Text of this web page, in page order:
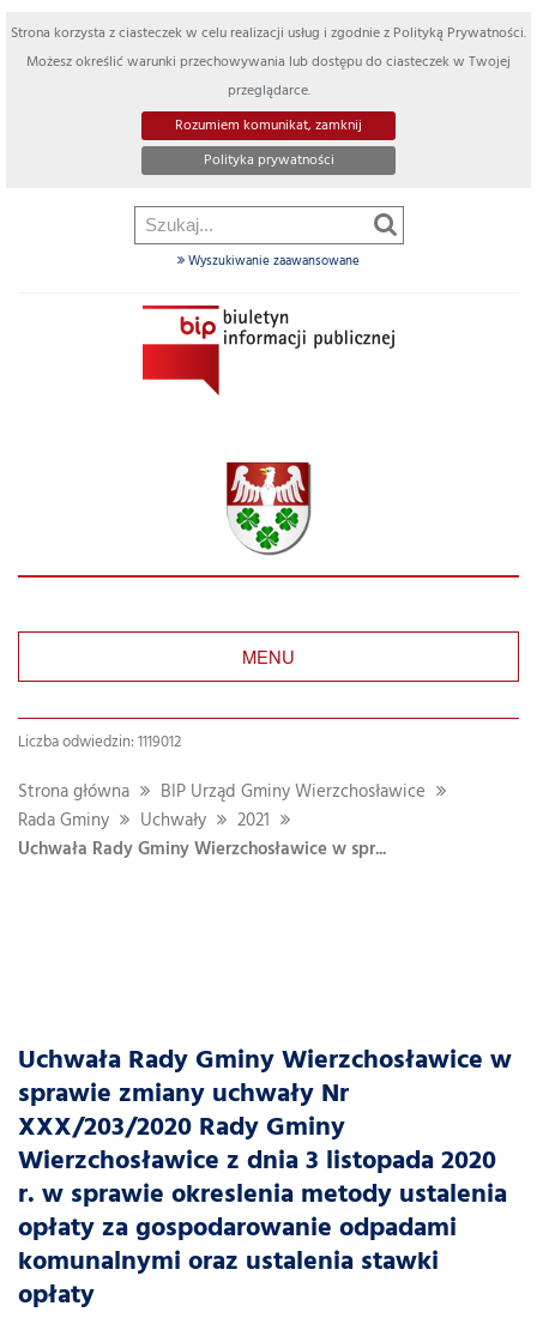
Strona korzysta z ciasteczek w celu realizacji usług i zgodnie z Polityką Prywatności.
Możesz określić warunki przechowywania lub dostępu do ciasteczek w Twojej
przeglądarce.
Rozumiem komunikat, zamknij
Polityka prywatności
Wyszukiwanie zaawansowane
MENU
Liczba odwiedzin: 1119012
Strona główna
BIP Urząd Gminy Wierzchosławice
Rada Gminy
Uchwały
2021
Uchwała Rady Gminy Wierzchosławice w spr...
Uchwała Rady Gminy Wierzchosławice w
sprawie zmiany uchwały Nr
XXX/203/2020 Rady Gminy
Wierzchosławice z dnia 3 listopada 2020
r. w sprawie okreslenia metody ustalenia
opłaty za gospodarowanie odpadami
komunalnymi oraz ustalenia stawki
opłaty